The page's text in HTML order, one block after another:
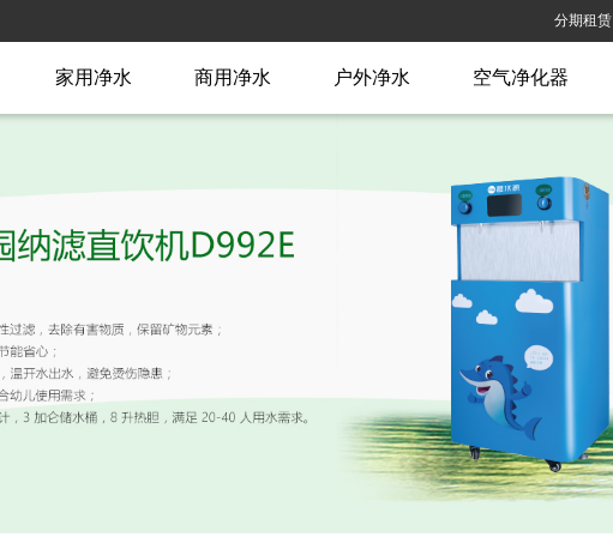
分期租赁
家用净水 商用净水 户外净水 空气净化器